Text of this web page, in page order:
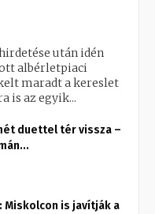
után idén
albérletpiaci
maradt a kereslet
is az egyik...
duettel tér vissza –
Miskolcon is javítják a